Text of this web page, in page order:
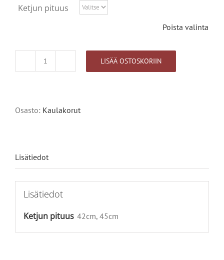
Ketjun pituus
Poista valinta
Suopursu
LISÄÄ OSTOSKORIIN
Osasto: Kaulakorut
Lisätiedot
Lisätiedot
Ketjun pituus 42cm, 45cm